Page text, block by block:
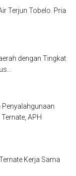
Terjun Tobelo. Pria
dengan Tingkat
Penyalahgunaan
APH
Kerja Sama